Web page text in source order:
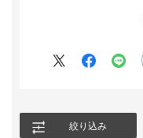
でも気にいっています。
絞り込み